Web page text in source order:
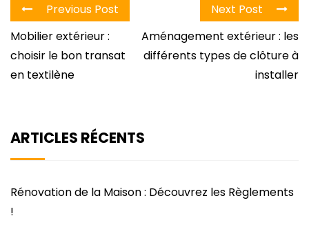
Previous Post
Mobilier extérieur :
choisir le bon transat
en textilène
Next Post
Aménagement extérieur : les
différents types de clôture à
installer
ARTICLES RÉCENTS
Rénovation de la Maison : Découvrez les Règlements
!